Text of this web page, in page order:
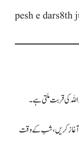
pesh e dars8th
کی قربت ملتی ہے۔
آغاز کریں، شب کے وقت